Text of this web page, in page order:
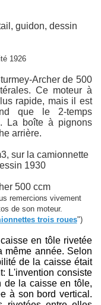
1926
Archer de 500
Ce moteur à
rapide, mais il est
que le 2-temps
La boîte à pignons
arrière.
remercions vivement
de son moteur.
trois roues")
en tôle rivetée
même année. Selon
de la caisse était
L'invention consiste
de la caisse en tôle,
à son bord vertical.